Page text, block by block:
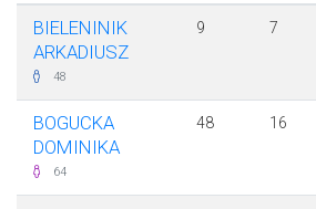
BIELENINIK
ARKADIUSZ
48
9 7
BOGUCKA
DOMINIKA
64
48 16